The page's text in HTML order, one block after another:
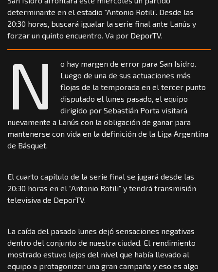
determinante en el estadio “Antonio Rotili”. Desde las
20:30 horas, buscará igualar la serie final ante Lanús y
forzar un quinto encuentro. Va por DeporTV.
N
o hay margen de error para San Isidro.
Luego de una de sus actuaciones más
flojas de la temporada en el tercer punto
disputado el lunes pasado, el equipo
dirigido por Sebastián Porta visitará
nuevamente a Lanús con la obligación de ganar para
mantenerse con vida en la definición de la Liga Argentina
de Básquet.
El cuarto capítulo de la serie final se jugará desde las
20:30 horas en el “Antonio Rotili” y tendrá transmisión
televisiva de DeporTV.
La caída del pasado lunes dejó sensaciones negativas
dentro del conjunto de nuestra ciudad. El rendimiento
mostrado estuvo lejos del nivel que había llevado al
equipo a protagonizar una gran campaña y eso es algo